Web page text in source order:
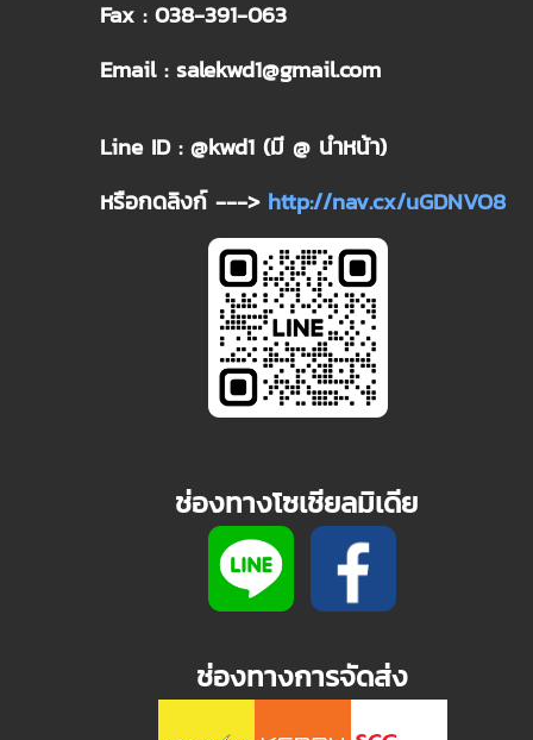
Fax : 038-391-063
Email : salekwd1@gmail.com
Line ID : @kwd1 (มี @ นำหน้า)
หรือกดลิงก์ ---> http://nav.cx/uGDNVO8
ช่องทางโซเชียลมิเดีย
ช่องทางการจัดส่ง